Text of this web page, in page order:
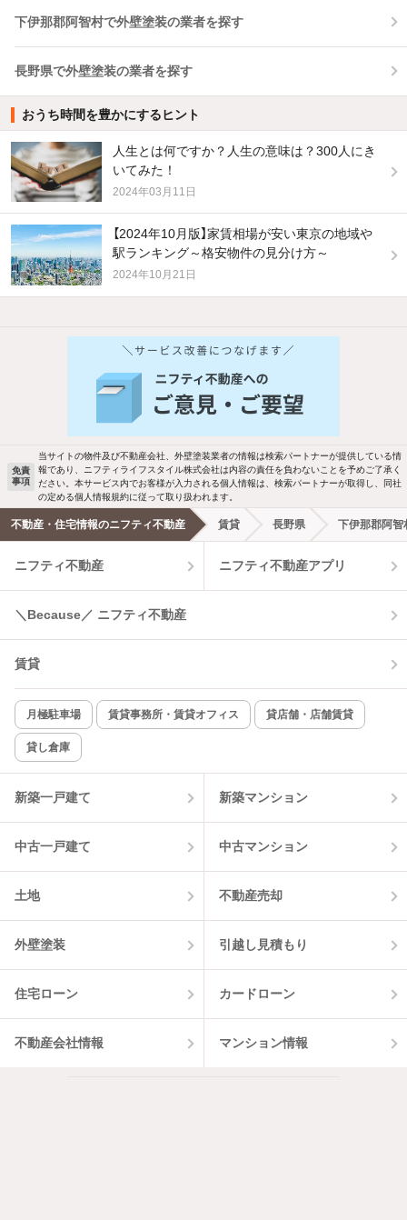
下伊那郡阿智村で外壁塗装の業者を探す
長野県で外壁塗装の業者を探す
おうち時間を豊かにするヒント
人生とは何ですか？人生の意味は？300人にき
いてみた！
2024年03月11日
【2024年10月版】家賃相場が安い東京の地域や
駅ランキング～格安物件の見分け方～
2024年10月21日
バス・トイレ別 2階以上
洗濯機置場あり 独立洗面台
エアコンあり 都市ガス
温水洗浄便座 オートロック
コンロ2口以上
新着のみ インターネット無料
該当件数:
3件
免責
事項
当サイトの物件及び不動産会社、外壁塗装業者の情報は検索パートナーが提供している情
報であり、ニフティライフスタイル株式会社は内容の責任を負わないことを予めご了承く
ださい。本サービス内でお客様が入力される個人情報は、検索パートナーが取得し、同社
の定める個人情報規約に従って取り扱われます。
不動産・住宅情報のニフティ不動産 賃貸 長野県 下伊那郡阿智
ニフティ不動産 ニフティ不動産アプリ
＼Because／ ニフティ不動産
賃貸
月極駐車場 賃貸事務所・賃貸オフィス 貸店舗・店舗賃貸
貸し倉庫
新築一戸建て 新築マンション
中古一戸建て 中古マンション
土地 不動産売却
外壁塗装 引越し見積もり
住宅ローン カードローン
不動産会社情報 マンション情報